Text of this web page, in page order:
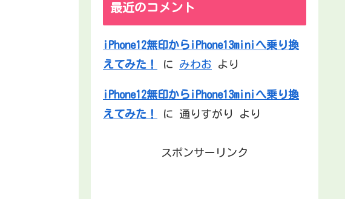
最近のコメント
iPhone12無印からiPhone13miniへ乗り換
えてみた！
に みわお より
iPhone12無印からiPhone13miniへ乗り換
えてみた！
に 通りすがり より
スポンサーリンク